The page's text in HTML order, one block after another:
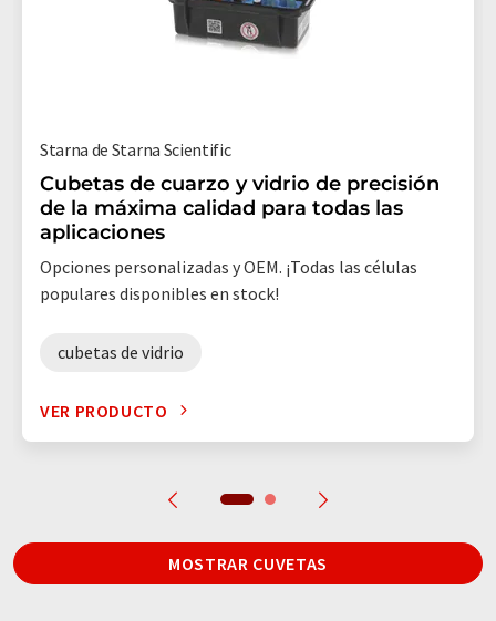
Starna de Starna Scientific
Cubetas de cuarzo y vidrio de precisión
de la máxima calidad para todas las
aplicaciones
Opciones personalizadas y OEM. ¡Todas las células
populares disponibles en stock!
cubetas de vidrio
VER PRODUCTO
MOSTRAR CUVETAS